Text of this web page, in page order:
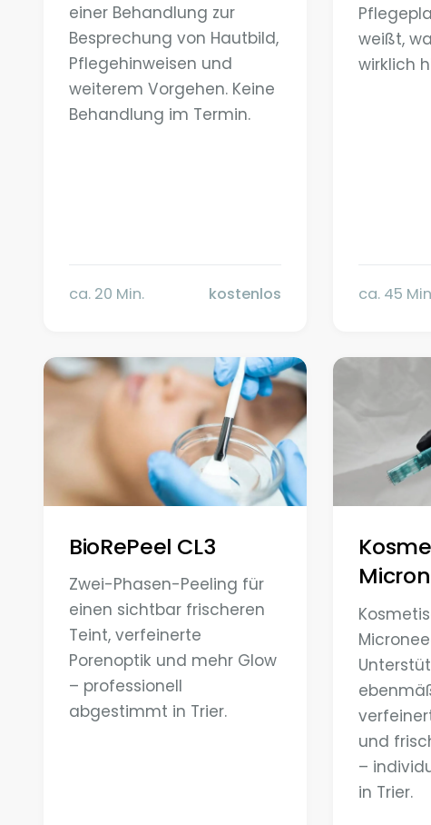
einer Behandlung zur
Besprechung von Hautbild,
Pflegehinweisen und
weiterem Vorgehen. Keine
Behandlung im Termin.
ca. 20 Min. kostenlos
weißt,
wirklich
ca. 45
BioRePeel CL3
Zwei-Phasen-Peeling für
einen sichtbar frischeren
Teint, verfeinerte
Porenoptik und mehr Glow
– professionell
abgestimmt in Trier.
und
–
in Trier.